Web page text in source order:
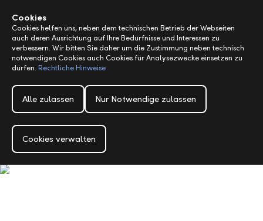
Cookies
Cookies helfen uns, neben dem technischen Betrieb der Webseiten
auch deren Ausrichtung auf Ihre Bedürfnisse und Interessen zu
verbessern. Wir bitten Sie daher um die Zustimmung neben technisch
notwendigen Cookies auch Cookies für Analysezwecke einsetzen zu
dürfen. Rechtliche Hinweise
Alle zulassen Nur Notwendige zulassen
Cookies verwalten